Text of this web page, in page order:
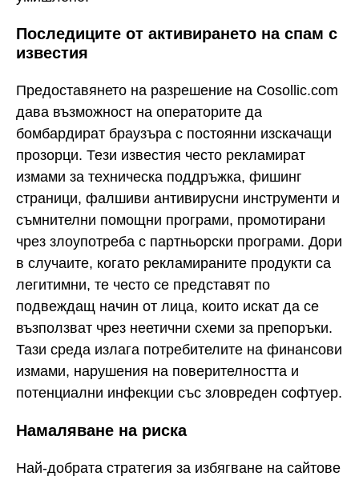
Последиците от активирането на спам с
известия
Предоставянето на разрешение на Cosollic.com
дава възможност на операторите да
бомбардират браузъра с постоянни изскачащи
прозорци. Тези известия често рекламират
измами за техническа поддръжка, фишинг
страници, фалшиви антивирусни инструменти и
съмнителни помощни програми, промотирани
чрез злоупотреба с партньорски програми. Дори
в случаите, когато рекламираните продукти са
легитимни, те често се представят по
подвеждащ начин от лица, които искат да се
възползват чрез неетични схеми за препоръки.
Тази среда излага потребителите на финансови
измами, нарушения на поверителността и
потенциални инфекции със зловреден софтуер.
Намаляване на риска
Най-добрата стратегия за избягване на сайтове